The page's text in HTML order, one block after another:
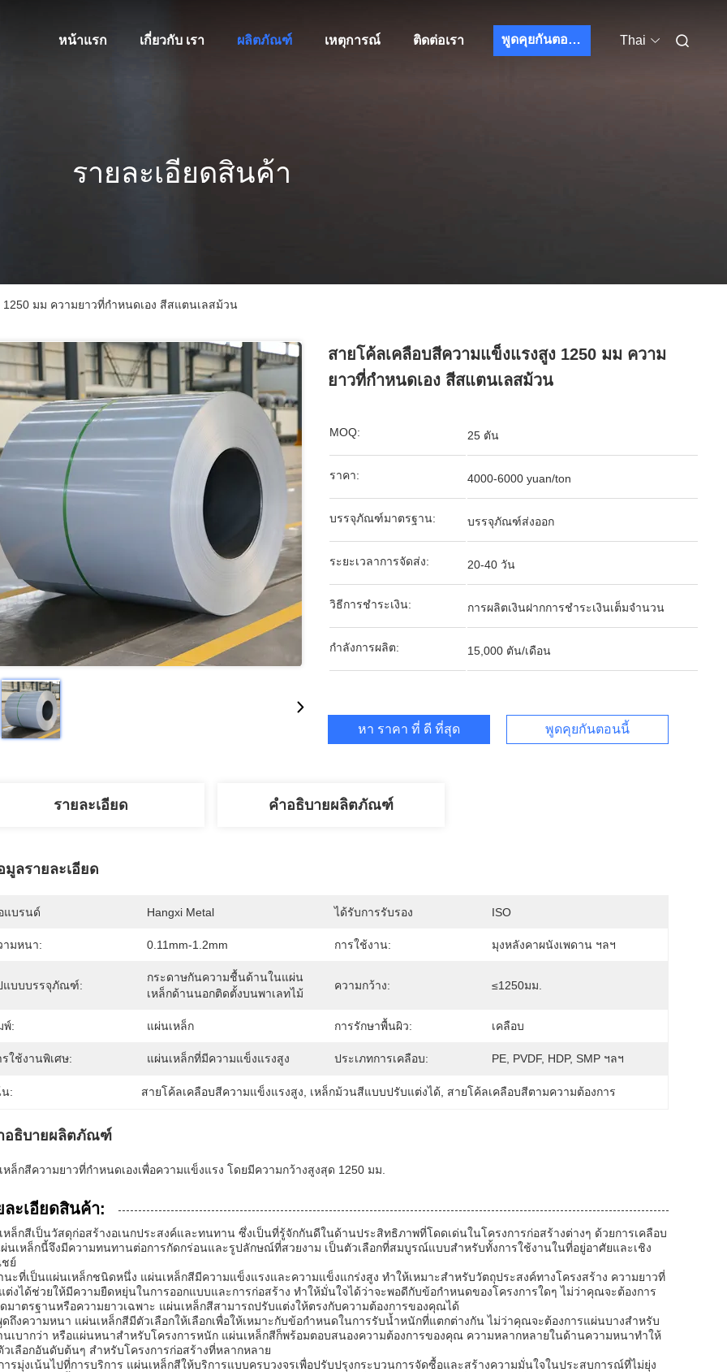
หน้าแรก เกี่ยวกับ เรา ผลิตภัณฑ์ เหตุการณ์ ติดต่อเรา พูดคุยกันตอนนี้ Thai
รายละเอียดสินค้า
มม ความยาวที่กําหนดเอง สีสแตนเลสม้วน
สายโค้ลเคลือบสีความแข็งแรงสูง 1250 มม ความ
ยาวที่กําหนดเอง สีสแตนเลสม้วน
MOQ: 25 ตัน
ราคา: 4000-6000 yuan/ton
บรรจุภัณฑ์มาตรฐาน: บรรจุภัณฑ์ส่งออก
ระยะเวลาการจัดส่ง: 20-40 วัน
วิธีการชำระเงิน: การผลิตเงินฝากการชำระเงินเต็มจำนวน
กำลังการผลิต: 15,000 ตัน/เดือน
หา ราคา ที่ ดี ที่สุด พูดคุยกันตอนนี้
รายละเอียด คำอธิบายผลิตภัณฑ์
มูลรายละเอียด
แบรนด์ Hangxi Metal ได้รับการรับรอง ISO
ามหนา: 0.11mm-1.2mm การใช้งาน: มุงหลังคาผนังเพดาน ฯลฯ
แบบบรรจุภัณฑ์:
กระดาษกันความชื้นด้านในแผ่น
เหล็กด้านนอกติดตั้งบนพาเลทไม้
ความกว้าง: ≤1250มม.
พ์: แผ่นเหล็ก การรักษาพื้นผิว: เคลือบ
รใช้งานพิเศษ: แผ่นเหล็กที่มีความแข็งแรงสูง ประเภทการเคลือบ: PE, PVDF, HDP, SMP ฯลฯ
น: สายโค้ลเคลือบสีความแข็งแรงสูง เหล็กม้วนสีแบบปรับแต่งได้ สายโค้ลเคลือบสีตามความต้องการ
อธิบายผลิตภัณฑ์
หล็กสีความยาวที่กำหนดเองเพื่อความแข็งแรง โดยมีความกว้างสูงสุด 1250 มม.
ละเอียดสินค้า:
หล็กสีเป็นวัสดุก่อสร้างอเนกประสงค์และทนทาน ซึ่งเป็นที่รู้จักกันดีในด้านประสิทธิภาพที่โดดเด่นในโครงการก่อสร้างต่างๆ ด้วยการเคลือบ
นเหล็กนี้จึงมีความทนทานต่อการกัดกร่อนและรูปลักษณ์ที่สวยงาม เป็นตัวเลือกที่สมบูรณ์แบบสำหรับทั้งการใช้งานในที่อยู่อาศัยและเชิง
ย์
นะที่เป็นแผ่นเหล็กชนิดหนึ่ง แผ่นเหล็กสีมีความแข็งแรงและความแข็งแกร่งสูง ทำให้เหมาะสำหรับวัตถุประสงค์ทางโครงสร้าง ความยาวที่
ต่งได้ช่วยให้มีความยืดหยุ่นในการออกแบบและการก่อสร้าง ทำให้มั่นใจได้ว่าจะพอดีกับข้อกำหนดของโครงการใดๆ ไม่ว่าคุณจะต้องการ
มาตรฐานหรือความยาวเฉพาะ แผ่นเหล็กสีสามารถปรับแต่งให้ตรงกับความต้องการของคุณได้
ดถึงความหนา แผ่นเหล็กสีมีตัวเลือกให้เลือกเพื่อให้เหมาะกับข้อกำหนดในการรับน้ำหนักที่แตกต่างกัน ไม่ว่าคุณจะต้องการแผ่นบางสำหรับ
นเบากว่า หรือแผ่นหนาสำหรับโครงการหนัก แผ่นเหล็กสีก็พร้อมตอบสนองความต้องการของคุณ ความหลากหลายในด้านความหนาทำให้
วเลือกอันดับต้นๆ สำหรับโครงการก่อสร้างที่หลากหลาย
ารมุ่งเน้นไปที่การบริการ แผ่นเหล็กสีให้บริการแบบครบวงจรเพื่อปรับปรุงกระบวนการจัดซื้อและสร้างความมั่นใจในประสบการณ์ที่ไม่ยุ่ง